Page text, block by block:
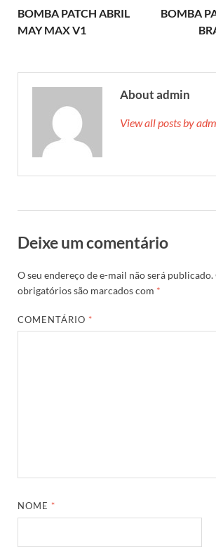
BOMBA PATCH ABRIL
MAY MAX V1
BOMBA
About admin
View all posts by
Deixe um comentário
O seu endereço de e-mail não será publicado.
obrigatórios são marcados com *
COMENTÁRIO *
NOME *